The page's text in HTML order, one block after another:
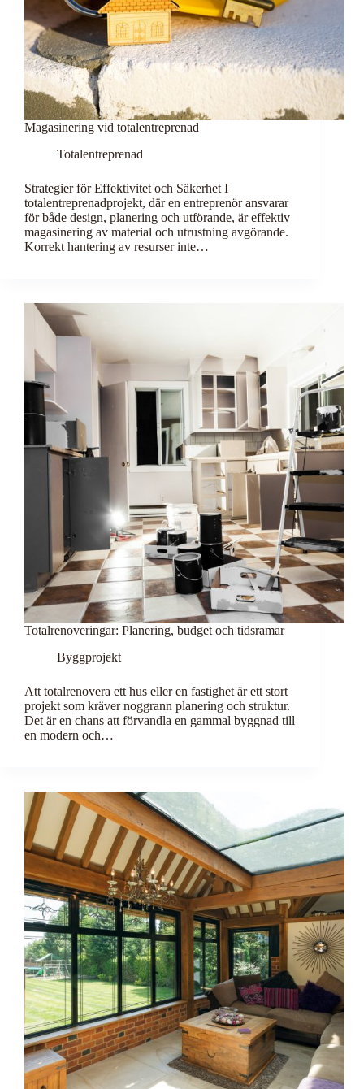
Magasinering vid totalentreprenad
Totalentreprenad
Strategier för Effektivitet och Säkerhet I
totalentreprenadprojekt, där en entreprenör ansvarar
för både design, planering och utförande, är effektiv
magasinering av material och utrustning avgörande.
Korrekt hantering av resurser inte…
Totalrenoveringar: Planering, budget och tidsramar
Byggprojekt
Att totalrenovera ett hus eller en fastighet är ett stort
projekt som kräver noggrann planering och struktur.
Det är en chans att förvandla en gammal byggnad till
en modern och…